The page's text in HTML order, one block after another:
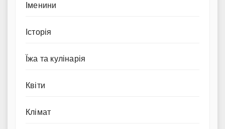
Іменини
Історія
Їжа та кулінарія
Квіти
Клімат